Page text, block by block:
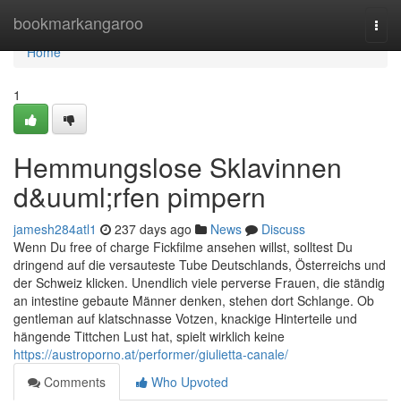
bookmarkangaroo
Home
Home
1
Hemmungslose Sklavinnen
d&uuml;rfen pimpern
jamesh284atl1 237 days ago News
Discuss
Wenn Du free of charge Fickfilme ansehen willst, solltest Du
dringend auf die versauteste Tube Deutschlands, Österreichs und
der Schweiz klicken. Unendlich viele perverse Frauen, die ständig
an intestine gebaute Männer denken, stehen dort Schlange. Ob
gentleman auf klatschnasse Votzen, knackige Hinterteile und
hängende Tittchen Lust hat, spielt wirklich keine
https://austroporno.at/performer/giulietta-canale/
Comments
Who Upvoted